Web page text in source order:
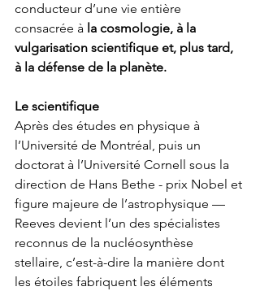
conducteur d’une vie entière
consacrée à la cosmologie, à la
vulgarisation scientifique et, plus tard,
à la défense de la planète.
Le scientifique
Après des études en physique à
l’Université de Montréal, puis un
doctorat à l’Université Cornell sous la
direction de Hans Bethe - prix Nobel et
figure majeure de l’astrophysique —
Reeves devient l’un des spécialistes
reconnus de la nucléosynthèse
stellaire, c’est-à-dire la manière dont
les étoiles fabriquent les éléments